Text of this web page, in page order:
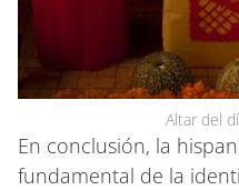
Altar del
En conclusión, la
fundamental de la